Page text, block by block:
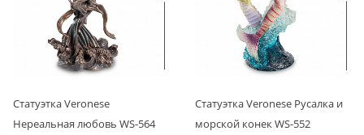
Статуэтка Veronese
Нереальная любовь WS-564
Статуэтка Veronese Русалка и
морской конек WS-552